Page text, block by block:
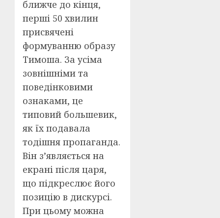
ближче до кінця,
перші 50 хвилин
присвячені
формуванню образу
Тимоша. За усіма
зовнішніми та
поведінковими
ознаками, це
типовий большевик,
як їх подавала
тодішня пропаганда.
Він з’являється на
екрані після царя,
що підкреслює його
позицію в дискурсі.
При цьому можна